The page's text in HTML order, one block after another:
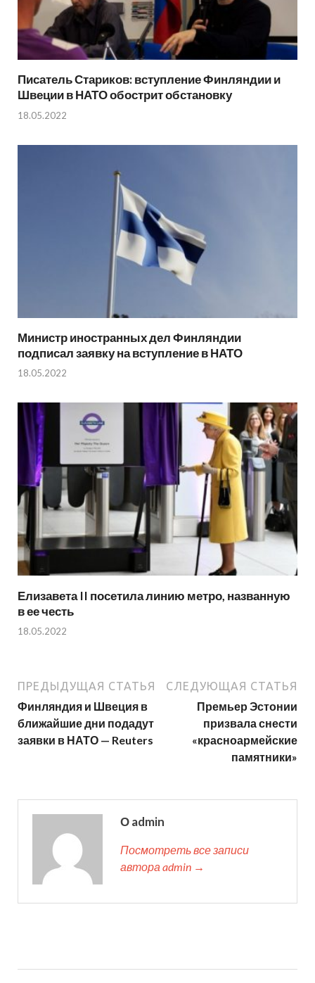
Писатель Стариков: вступление Финляндии и
Швеции в НАТО обострит обстановку
18.05.2022
Министр иностранных дел Финляндии
подписал заявку на вступление в НАТО
18.05.2022
Елизавета II посетила линию метро, названную
в ее честь
18.05.2022
ПРЕДЫДУЩАЯ СТАТЬЯ
Финляндия и Швеция в
ближайшие дни подадут
заявки в НАТО — Reuters
СЛЕДУЮЩАЯ СТАТЬЯ
Премьер Эстонии
призвала снести
«красноармейские
памятники»
О admin
Посмотреть все записи
автора admin →